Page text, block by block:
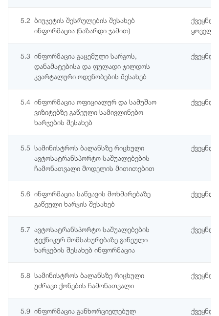
5.2 ბიუჯეტის შესრულების შესახებ
ინფორმაცია (ნაზარდი ჯამით)
5.3 ინფორმაცია გაცემული სარგოს,
დანამატებისა და ფულადი ჯილდოს
კვარტალური ოდენობების შესახებ
5.4 ინფორმაცია ოფიციალურ და სამუშაო
ვიზიტებზე გაწეული სამივლინებო
ხარჯების შესახებ
5.5 სამინისტროს ბალანსზე რიცხული
ავტოსატრანსპორტო საშუალებების
ჩამონათვალი მოდელის მითითებით
5.6 ინფორმაცია საწვავის მოხმარებაზე
გაწეული ხარჯის შესახებ
5.7 ავტოსატრანსპორტო საშუალებების
ტექნიკურ მომსახურებაზე გაწეული
ხარჯების შესახებ ინფორმაცია
5.8 სამინისტროს ბალანსზე რიცხული
უძრავი ქონების ჩამონათვალი
5.9 ინფორმაცია განხორციელებულ